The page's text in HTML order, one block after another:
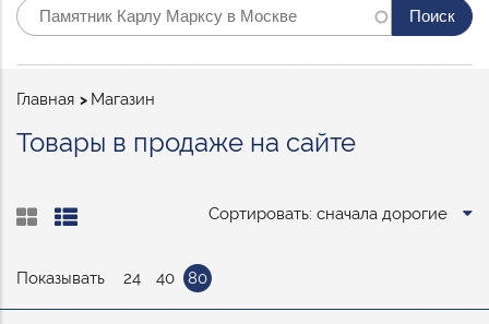
Строка
Главная Магазин
Товары в продаже на сайте
Сортировать: сначала дорогие
Показывать 24 40 80